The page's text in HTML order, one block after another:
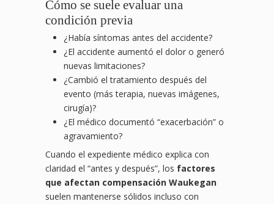
Cómo se suele evaluar una
condición previa
¿Había síntomas antes del accidente?
¿El accidente aumentó el dolor o generó
nuevas limitaciones?
¿Cambió el tratamiento después del
evento (más terapia, nuevas imágenes,
cirugía)?
¿El médico documentó “exacerbación” o
agravamiento?
Cuando el expediente médico explica con
claridad el “antes y después”, los factores
que afectan compensación Waukegan
suelen mantenerse sólidos incluso con